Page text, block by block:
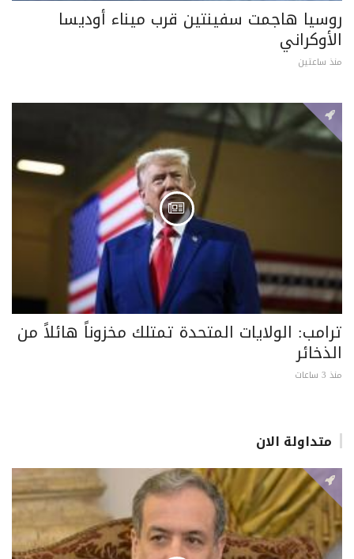
روسيا هاجمت سفينتين قرب ميناء أوديسا
الأوكراني
منذ ساعتين
ترامب: الولايات المتحدة تمتلك مخزوناً هائلاً من
الذخائر
منذ 3 ساعات
متداولة الان